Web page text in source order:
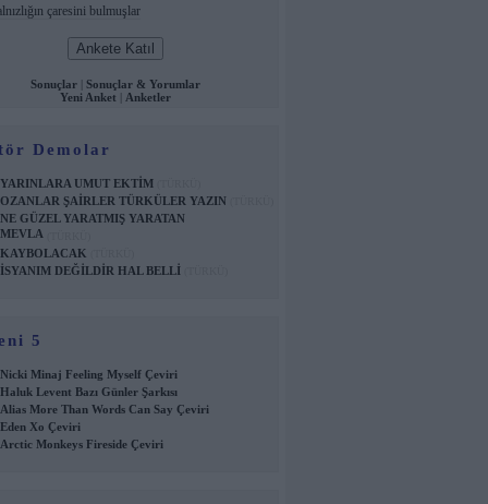
çaresini bulmuşlar
Sonuçlar
Sonuçlar & Yorumlar
Yeni Anket
Anketler
Demolar
YARINLARA UMUT EKTİM
OZANLAR ŞAİRLER TÜRKÜLER YAZIN
NE GÜZEL YARATMIŞ YARATAN
MEVLA
KAYBOLACAK
İSYANIM DEĞİLDİR HAL BELLİ
5
Nicki Minaj Feeling Myself Çeviri
Haluk Levent Bazı Günler Şarkısı
Alias More Than Words Can Say Çeviri
Eden Xo Çeviri
Arctic Monkeys Fireside Çeviri